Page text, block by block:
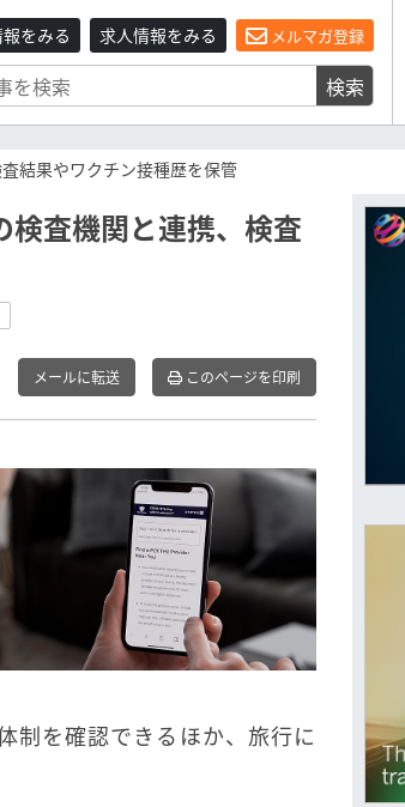
をみる 求人情報をみる メルマガ登録
検索
結果やワクチン接種歴を保管
査機関と連携、検査
メールに転送 このページを印刷
制を確認できるほか、旅行に